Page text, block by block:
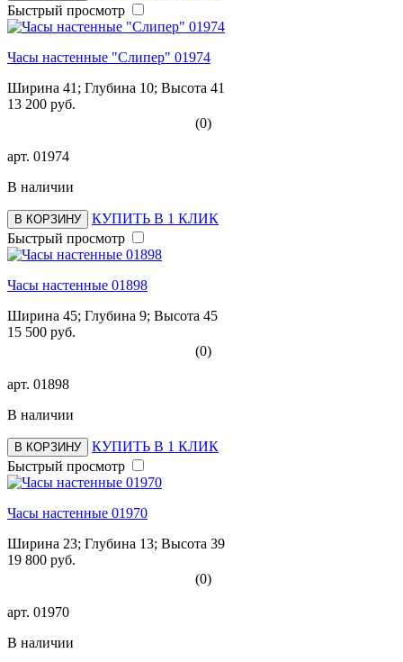
Быстрый просмотр
Часы настенные "Слипер" 01974
Ширина 41; Глубина 10; Высота 41
13 200 руб.
(0)
арт. 01974
В наличии
В КОРЗИНУ
КУПИТЬ В 1 КЛИК
Быстрый просмотр
Часы настенные 01898
Ширина 45; Глубина 9; Высота 45
15 500 руб.
(0)
арт. 01898
В наличии
В КОРЗИНУ
КУПИТЬ В 1 КЛИК
Быстрый просмотр
Часы настенные 01970
Ширина 23; Глубина 13; Высота 39
19 800 руб.
(0)
арт. 01970
В наличии